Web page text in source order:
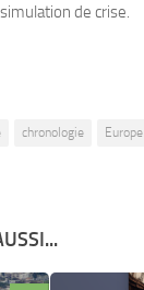
de crise.
chronologie Europe